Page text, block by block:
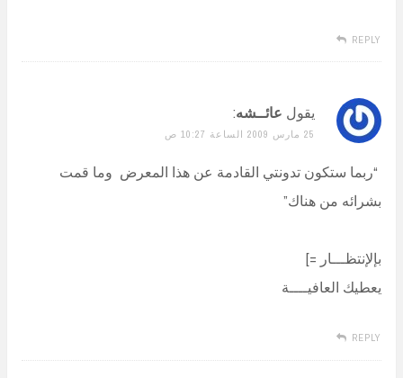
REPLY
يقول عائــشه:
25 مارس 2009 الساعة 10:27 ص
“ربما ستكون تدونتي القادمة عن هذا المعرض وما قمت
بشرائه من هناك”
بإلإنتظـــار =]
يعطيك العافيــــة
REPLY